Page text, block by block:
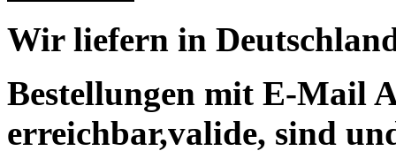
Wir liefern in
Bestellungen mit E-Mail
erreichbar,valide, sind